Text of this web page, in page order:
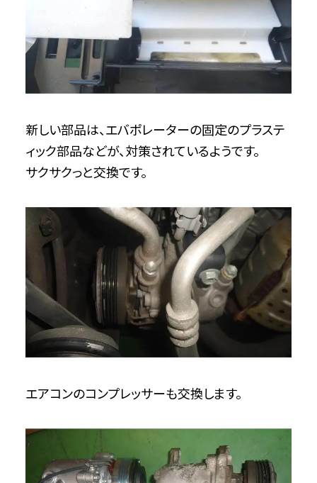
新しい部品は、エバポレーターの固定のプラステ
ィック部品などが、対策されているようです。
サクサクっと交換です。
エアコンのコンプレッサーも交換します。